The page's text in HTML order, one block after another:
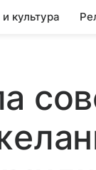
культура